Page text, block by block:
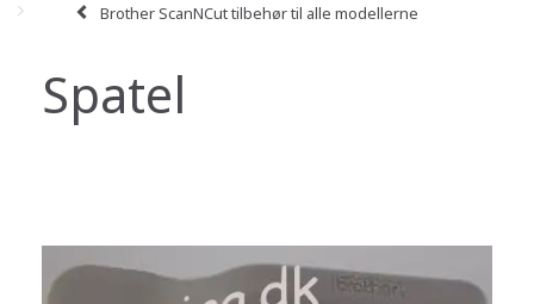
Brother ScanNCut tilbehør til alle modellerne
Spatel